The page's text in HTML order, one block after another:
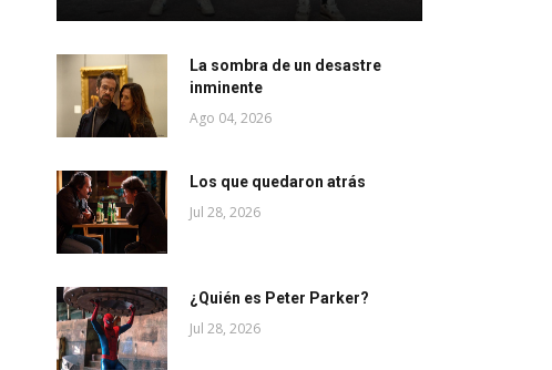
La sombra de un desastre
inminente
Ago 04, 2026
Los que quedaron atrás
Jul 28, 2026
¿Quién es Peter Parker?
Jul 28, 2026